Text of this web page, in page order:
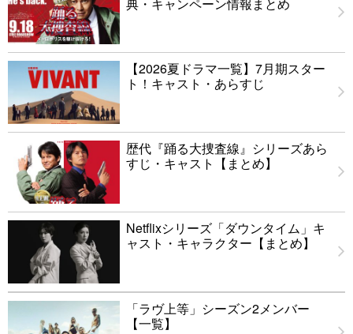
典・キャンペーン情報まとめ
【2026夏ドラマ一覧】7月期スター
ト！キャスト・あらすじ
歴代『踊る大捜査線』シリーズあら
すじ・キャスト【まとめ】
Netflixシリーズ「ダウンタイム」キ
ャスト・キャラクター【まとめ】
「ラヴ上等」シーズン2メンバー
【一覧】